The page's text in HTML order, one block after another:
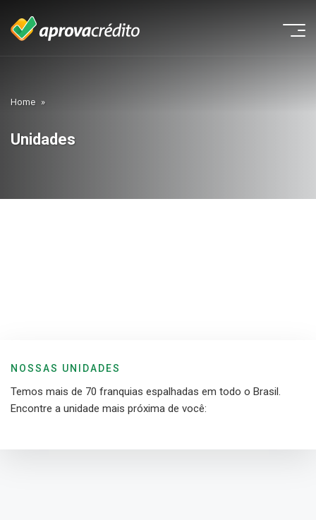
Home »
Unidades
NOSSAS UNIDADES
Temos mais de 70 franquias espalhadas em todo o Brasil.
Encontre a unidade mais próxima de você: